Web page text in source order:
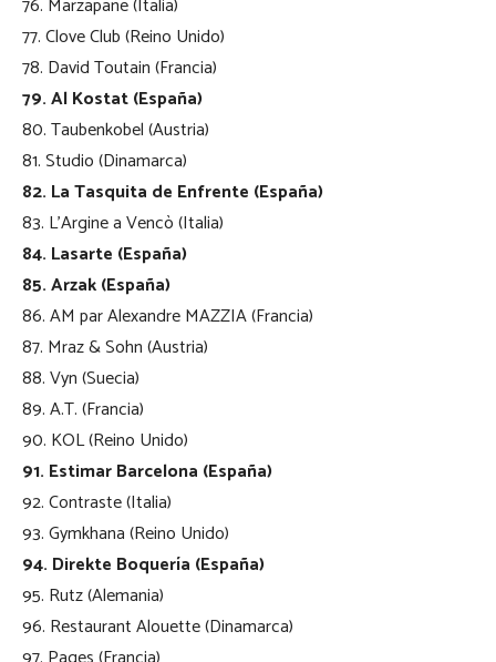
76. Marzapane (Italia)
77. Clove Club (Reino Unido)
78. David Toutain (Francia)
79. Al Kostat (España)
80. Taubenkobel (Austria)
81. Studio (Dinamarca)
82. La Tasquita de Enfrente (España)
83. L’Argine a Vencò (Italia)
84. Lasarte (España)
85. Arzak (España)
86. AM par Alexandre MAZZIA (Francia)
87. Mraz & Sohn (Austria)
88. Vyn (Suecia)
89. A.T. (Francia)
90. KOL (Reino Unido)
91. Estimar Barcelona (España)
92. Contraste (Italia)
93. Gymkhana (Reino Unido)
94. Direkte Boquería (España)
95. Rutz (Alemania)
96. Restaurant Alouette (Dinamarca)